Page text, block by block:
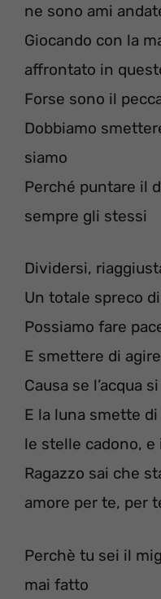
ne sono ami
Giocando con la
affrontato in
Forse sono il
Dobbiamo
siamo
Perché puntare il
sempre gli stessi
Dividersi,
Un totale spreco
Possiamo fare
E smettere di
Causa se ​​l’acqua
E la luna smette
le stelle cadono,
Ragazzo sai che
amore per te, per
Perchè tu sei il
mai fatto